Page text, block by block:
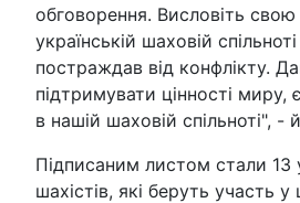
обговорення. Висловіть
українській шаховій
постраждав від конфлікту.
підтримувати цінності миру,
в нашій шаховій спільноті", -
Підписаним листом стали 13
шахістів, які беруть участь у